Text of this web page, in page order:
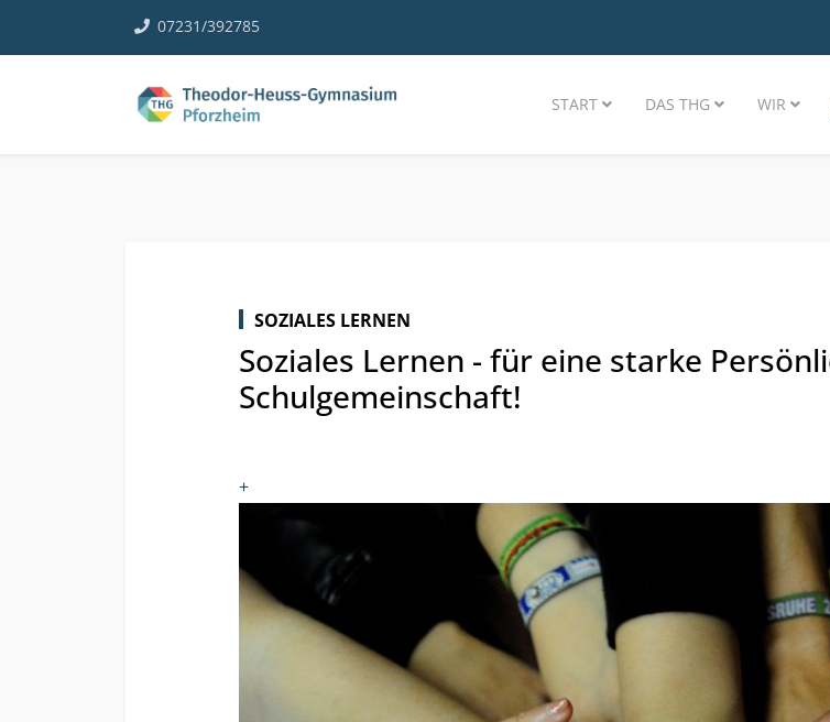
07231/392785
START DAS THG WIR
SOZIALES LERNEN
Soziales Lernen - für eine starke
Schulgemeinschaft!
+